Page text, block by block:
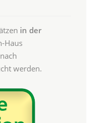
in der
Haus
werden.